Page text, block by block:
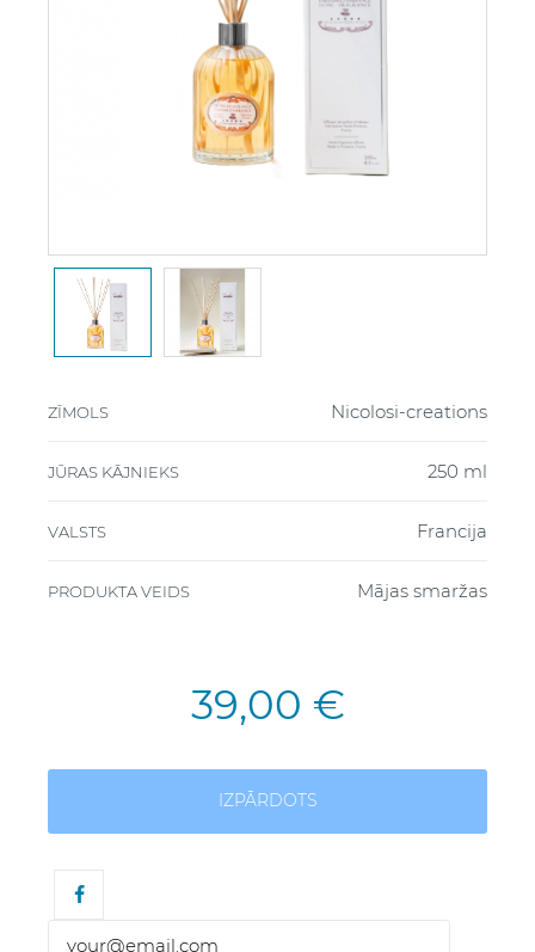
ZĪMOLS Nicolosi-creations
JŪRAS KĀJNIEKS 250 ml
VALSTS Francija
PRODUKTA VEIDS Mājas smaržas
39,00 €
IZPĀRDOTS